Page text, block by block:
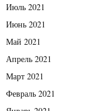
Июль 2021
Июнь 2021
Май 2021
Апрель 2021
Март 2021
Февраль 2021